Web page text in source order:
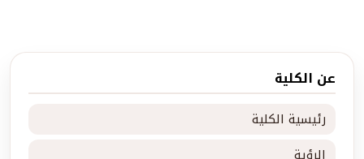
عن الكلية
رئيسية الكلية